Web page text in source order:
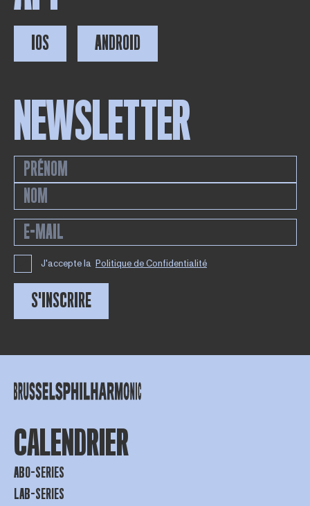
IOS ANDROID
NEWSLETTER
J'accepte la Politique de Confidentialité
S'INSCRIRE
CALENDRIER
ABO-SERIES
LAB-SERIES